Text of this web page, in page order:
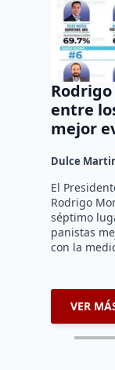
entre
mejor
Dulce
El
Rodrigo
séptimo
panistas
con la
VER